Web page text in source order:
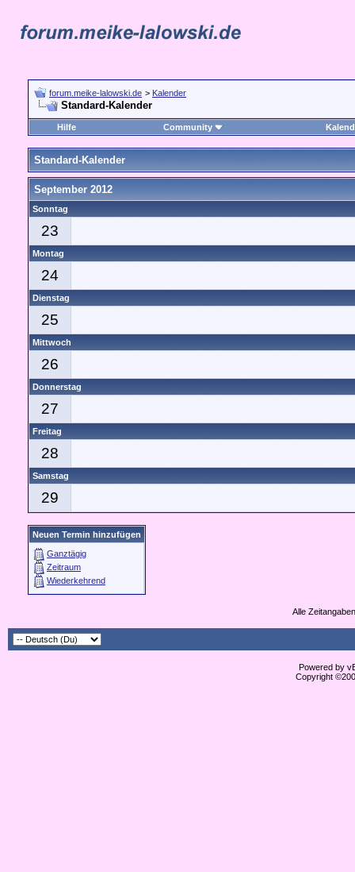
forum.meike-lalowski.de > Kalender
Standard-Kalender
Hilfe Community
Standard-Kalender
September 2012
Sonntag
23
Montag
24
Dienstag
25
Mittwoch
26
Donnerstag
27
Freitag
28
Samstag
29
Neuen Termin hinzufügen
Ganztägig
Zeitraum
Wiederkehrend
Alle
Powered by
Copyright